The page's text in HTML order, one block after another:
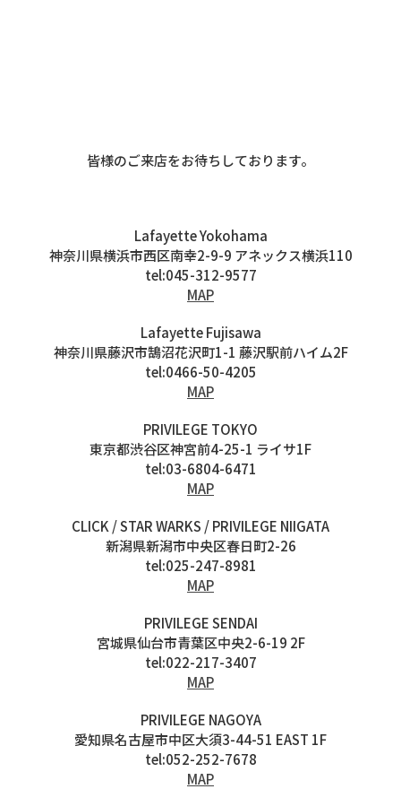
皆様のご来店をお待ちしております。
Lafayette Yokohama
神奈川県横浜市西区南幸2-9-9 アネックス横浜110
tel:045-312-9577
MAP
Lafayette Fujisawa
神奈川県藤沢市鵠沼花沢町1-1 藤沢駅前ハイム2F
tel:0466-50-4205
MAP
PRIVILEGE TOKYO
東京都渋谷区神宮前4-25-1 ライサ1F
tel:03-6804-6471
MAP
CLICK / STAR WARKS / PRIVILEGE NIIGATA
新潟県新潟市中央区春日町2-26
tel:025-247-8981
MAP
PRIVILEGE SENDAI
宮城県仙台市青葉区中央2-6-19 2F
tel:022-217-3407
MAP
PRIVILEGE NAGOYA
愛知県名古屋市中区大須3-44-51 EAST 1F
tel:052-252-7678
MAP